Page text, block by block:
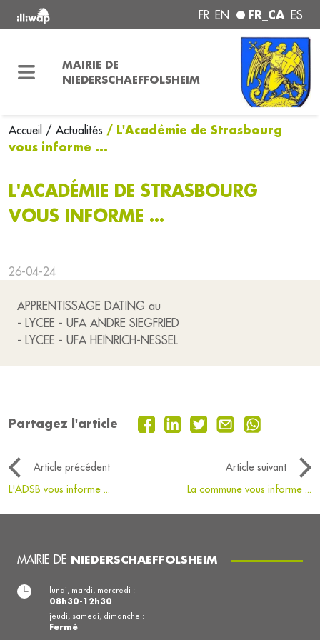
FR EN FR_CA ES
MAIRIE DE
NIEDERSCHAEFFOLSHEIM
Accueil / Actualités / L'Académie de Strasbourg
vous informe ...
L'ACADÉMIE DE STRASBOURG
VOUS INFORME ...
26-04-24
APPRENTISSAGE DATING au
- LYCEE - UFA ANDRE SIEGFRIED
- LYCEE - UFA HEINRICH-NESSEL
Partagez l'article
Article précédent
Article suivant
L'ADSB vous informe ...
La commune vous informe ...
MAIRIE DE NIEDERSCHAEFFOLSHEIM
lundi, mardi, mercredi :
08h30-12h30
jeudi, samedi, dimanche :
Fermé